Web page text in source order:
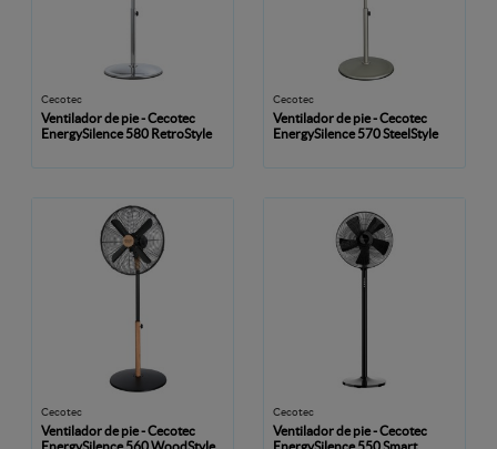
Cecotec
Ventilador de pie - Cecotec
EnergySilence 580 RetroStyle
Cecotec
Ventilador de pie - Cecotec
EnergySilence 570 SteelStyle
Cecotec
Ventilador de pie - Cecotec
Cecotec
Ventilador de pie - Cecotec